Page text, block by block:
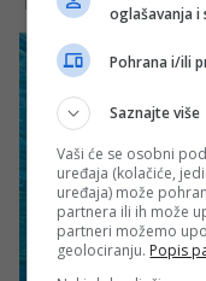
oglašavanja i
Pohrana i/ili
Saznajte više
Vaši će se osobni
uređaja (kolačiće,
uređaja) može
partnera ili ih može
partneri možemo
geolociranju. Popis